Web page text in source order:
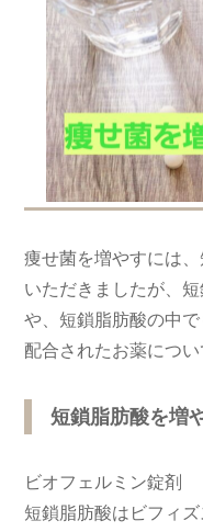
痩せ菌を増やすには
いただきましたが、
や、短鎖脂肪酸の中
配合されたお薬につ
短鎖脂肪酸を増
ビオフェルミン錠剤
短鎖脂肪酸はビフィ